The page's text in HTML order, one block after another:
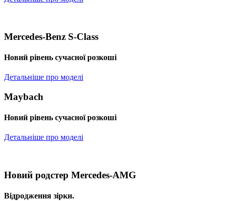
Mercedes-Benz S-Class
Новий рівень сучасної розкоші
Детальніше про моделі
Maybach
Новий рівень сучасної розкоші
Детальніше про моделі
Новий родстер Mercedes-AMG
Відродження зірки.